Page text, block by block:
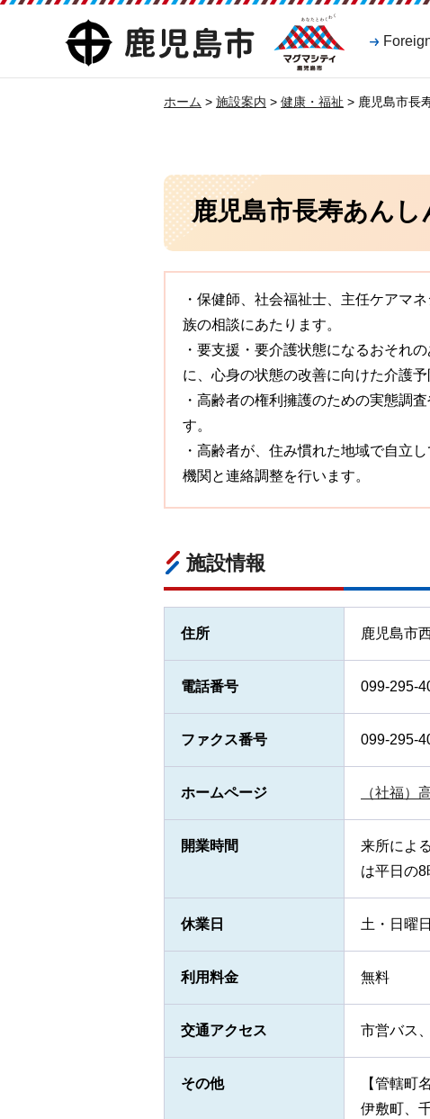
鹿児島市
マグマシティ
鹿児島市
ホーム > 施設案内 > 健康・福祉 > 鹿児島市長
鹿児島市長寿あん
・保健師、社会福祉士、主任ケアマ
族の相談にあたります。
・要支援・要介護状態になるおそれ
に、心身の状態の改善に向けた介護
・高齢者の権利擁護のための実態調
す。
・高齢者が、住み慣れた地域で自立
機関と連絡調整を行います。
施設情報
住所 鹿児島市
電話番号 099-295-
ファクス番号 099-295-
ホームページ （社福）
開業時間
来所によ
は平日の
休業日 土・日曜
利用料金 無料
交通アクセス 市営バス
その他
【管轄町
伊敷町、